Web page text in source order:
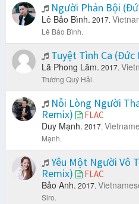
Người Phản Bội
Lê Bảo Bình. 2017.
Lê Bảo Bình.
Tuyệt Tình Ca (Đức
Lã Phong Lâm. 2017.
Trương Quý Hải.
Nỗi Lòng Người
Remix)
FLAC
Duy Mạnh. 2017.
Mạnh.
Yêu Một Người Vô
Remix)
FLAC
Bảo Anh. 2017.
Siro.